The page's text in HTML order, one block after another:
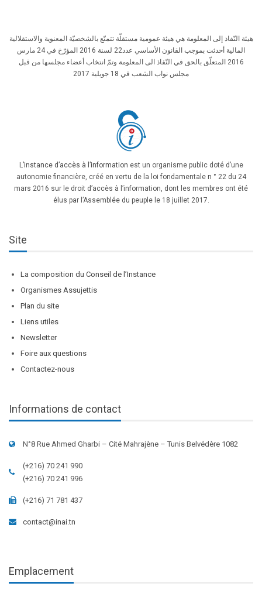
هيئة النّفاذ إلى المعلومة هي هيئة عمومية مستقلّة تتمتّع بالشخصيّة المعنوية والاستقلالية
المالية أحدثت بموجب القانون الأساسي عدد22 لسنة 2016 المؤرّخ في 24 مارس
2016 المتعلّق بالحق في النّفاذ الى المعلومة وتمّ انتخاب أعضاء مجلسها من قبل
مجلس نواب الشعب في 18 جويلية 2017
L’instance d’accès à l’information est un organisme public doté d’une
autonomie financière, créé en vertu de la loi fondamentale n ° 22 du 24
mars 2016 sur le droit d’accès à l’information, dont les membres ont été
élus par l’Assemblée du peuple le 18 juillet 2017.
Site
La composition du Conseil de l’Instance
Organismes Assujettis
Plan du site
Liens utiles
Newsletter
Foire aux questions
Contactez-nous
Informations de contact
N°8 Rue Ahmed Gharbi – Cité Mahrajène – Tunis Belvédère 1082
(+216) 70 241 990
(+216) 70 241 996
(+216) 71 781 437
contact@inai.tn
Emplacement